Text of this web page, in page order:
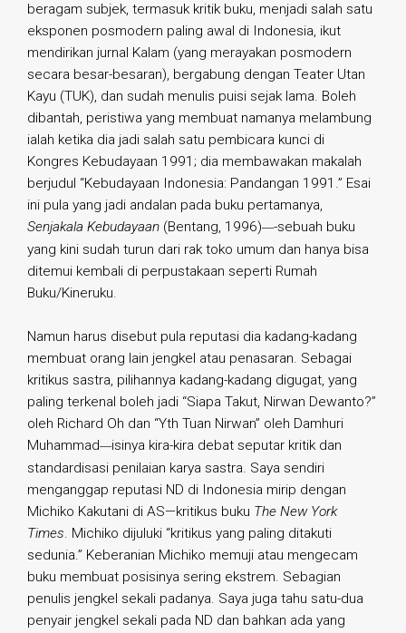
beragam subjek, termasuk kritik buku, menjadi salah satu
eksponen posmodern paling awal di Indonesia, ikut
mendirikan jurnal Kalam (yang merayakan posmodern
secara besar-besaran), bergabung dengan Teater Utan
Kayu (TUK), dan sudah menulis puisi sejak lama. Boleh
dibantah, peristiwa yang membuat namanya melambung
ialah ketika dia jadi salah satu pembicara kunci di
Kongres Kebudayaan 1991; dia membawakan makalah
berjudul “Kebudayaan Indonesia: Pandangan 1991.” Esai
ini pula yang jadi andalan pada buku pertamanya,
Senjakala Kebudayaan (Bentang, 1996)—-sebuah buku
yang kini sudah turun dari rak toko umum dan hanya bisa
ditemui kembali di perpustakaan seperti Rumah
Buku/Kineruku.
Namun harus disebut pula reputasi dia kadang-kadang
membuat orang lain jengkel atau penasaran. Sebagai
kritikus sastra, pilihannya kadang-kadang digugat, yang
paling terkenal boleh jadi “Siapa Takut, Nirwan Dewanto?”
oleh Richard Oh dan “Yth Tuan Nirwan” oleh Damhuri
Muhammad—isinya kira-kira debat seputar kritik dan
standardisasi penilaian karya sastra. Saya sendiri
menganggap reputasi ND di Indonesia mirip dengan
Michiko Kakutani di AS—kritikus buku The New York
Times. Michiko dijuluki “kritikus yang paling ditakuti
sedunia.” Keberanian Michiko memuji atau mengecam
buku membuat posisinya sering ekstrem. Sebagian
penulis jengkel sekali padanya. Saya juga tahu satu-dua
penyair jengkel sekali pada ND dan bahkan ada yang